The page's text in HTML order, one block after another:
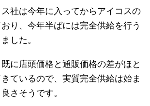
社は今年に入ってからアイコスの
り、今年半ばには完全供給を行う
した。
に店頭価格と通販価格の差がほと
ているので、実質完全供給は始ま
さそうです。